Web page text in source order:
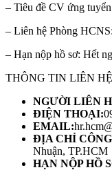
– Tiêu đề CV ứng
– Liên hệ Phòng
– Hạn nộp hồ sơ: Hết
THÔNG TIN LIÊN HỆ
NGƯỜI LIÊN
ĐIỆN THOẠI:
EMAIL:
ĐỊA CHỈ
Nhuận, TP.HCM
HẠN NỘP HỒ